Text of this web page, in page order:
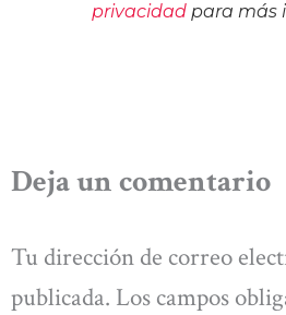
privacidad para más
Deja un comentario
Tu dirección de correo
publicada. Los campos